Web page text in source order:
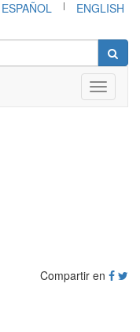
ESPAÑOL | ENGLISH
Toggle
Compartir en